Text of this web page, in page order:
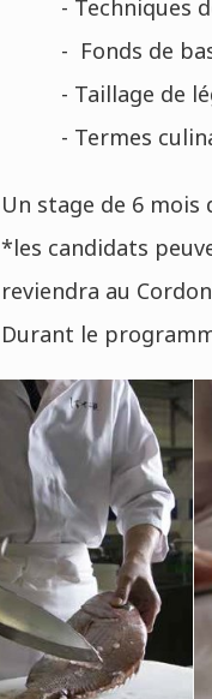
- Techniques
- Fonds de
- Taillage de
- Termes
Un stage de 6
*les candidats
reviendra au
Durant le